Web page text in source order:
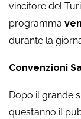
vincitore del
programma
durante la
Convenzioni
Dopo il grande
quest’anno il